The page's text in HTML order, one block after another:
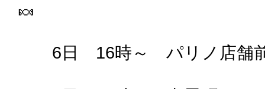
🍬
6日 16時～ パリノ店舗